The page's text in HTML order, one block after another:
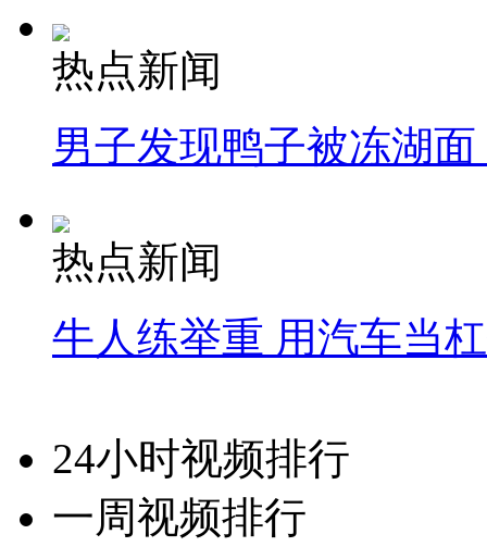
热点新闻
男子发现鸭子被冻湖
热点新闻
牛人练举重 用汽车当
24小时视频排行
一周视频排行